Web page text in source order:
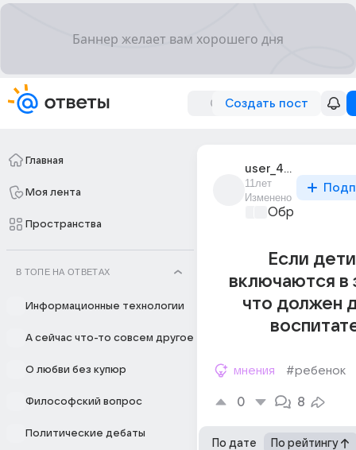
Создать пост
Главная
Моя лента
Пространства
В ТОПЕ НА ОТВЕТАХ
Информационные технологии
А сейчас что-то совсем другое
О любви без купюр
Философский вопрос
Политические дебаты
user_43242275
11лет
Изменено
Если
включаются в
что должен
мнения #ребенок
0 8
По дате По рейтингу